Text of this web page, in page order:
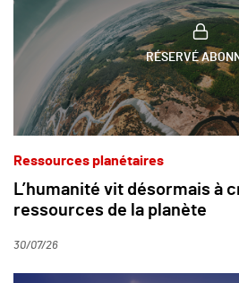
RÉSERVÉ
Ressources planétaires
L’humanité vit désormais à
ressources de la planète
30/07/26